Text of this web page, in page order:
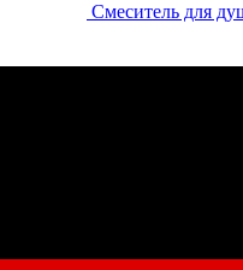
Смеситель для